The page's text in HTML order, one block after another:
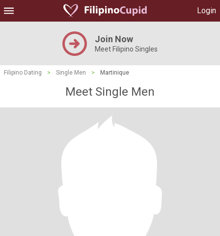
Login
Join Now
Meet Filipino Singles
Filipino Dating > Single Men > Martinique
Meet Single Men